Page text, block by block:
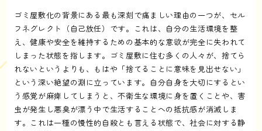
ゴミ屋敷化の背景にある最も深刻で痛ましい理由の一つが、セル
フネグレクト（自己放任）です。これは、自分の生活環境を整
え、健康や安全を維持するための基本的な意欲が完全に失われて
しまった状態を指します。ゴミ屋敷に住む多くの人々が、捨てら
れないというよりも、もはや「捨てることに意味を見出せない」
という深い絶望の淵に立っています。自分自身を大切にするとい
う感覚が麻痺してしまうと、不衛生な環境に身を置くことや、害
虫が発生し悪臭が漂う中で生活することへの抵抗感が消滅しま
す。これは一種の慢性的自殺とも言える状態で、社会に対する静